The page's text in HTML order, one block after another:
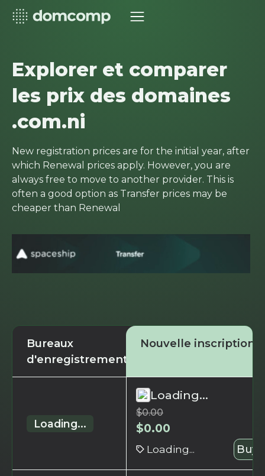
Explorer et comparer
les prix des domaines
.com.ni
New registration prices are for the initial year, after
which Renewal prices apply. However, you are
always free to move to another provider. This is
often a good option as Transfer prices may be
cheaper than Renewal
Bureaux
d'enregistrement
Nouvelle inscription
Loading...
Loading...
$0.00
$0.00
Loading... Buy